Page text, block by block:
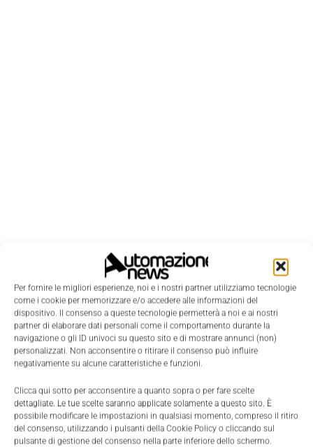
Per fornire le migliori esperienze, noi e i nostri partner utilizziamo tecnologie
come i cookie per memorizzare e/o accedere alle informazioni del
dispositivo. Il consenso a queste tecnologie permetterà a noi e ai nostri
partner di elaborare dati personali come il comportamento durante la
navigazione o gli ID univoci su questo sito e di mostrare annunci (non)
personalizzati. Non acconsentire o ritirare il consenso può influire
negativamente su alcune caratteristiche e funzioni.
Clicca qui sotto per acconsentire a quanto sopra o per fare scelte
dettagliate. Le tue scelte saranno applicate solamente a questo sito. È
possibile modificare le impostazioni in qualsiasi momento, compreso il ritiro
del consenso, utilizzando i pulsanti della Cookie Policy o cliccando sul
pulsante di gestione del consenso nella parte inferiore dello schermo.
LEGGI LA RIVISTA ⇢
TI POTREBBERO INTERESSARE ⇢